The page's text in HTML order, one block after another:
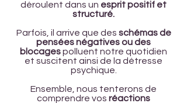
déroulent dans un esprit positif et
structuré.
Parfois, il arrive que des schémas de
pensées négatives ou des
blocagespolluent notre quotidien
et suscitent ainsi de la détresse
psychique.
Ensemble, nous tenterons de
comprendre vos réactions